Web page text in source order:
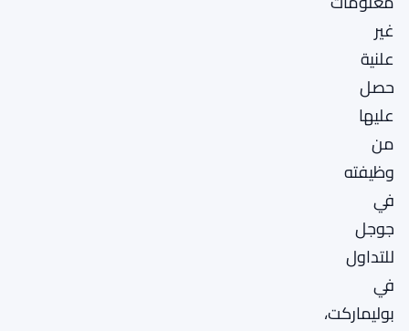
غير
علنية
حصل
عليها
من
وظيفته
في
جوجل
للتداول
في
بوليماركت،